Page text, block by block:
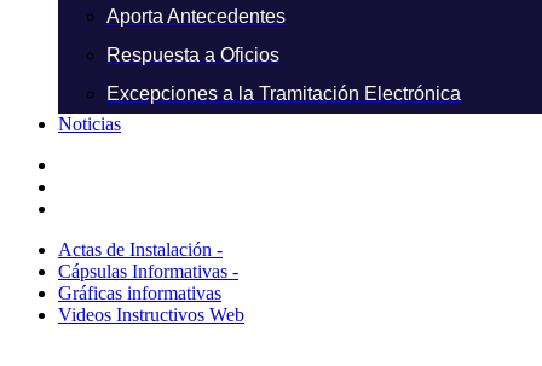
Aporta Antecedentes
Respuesta a Oficios
Excepciones a la Tramitación Electrónica
Noticias
Actas de Instalación -
Cápsulas Informativas -
Gráficas informativas
Videos Instructivos Web